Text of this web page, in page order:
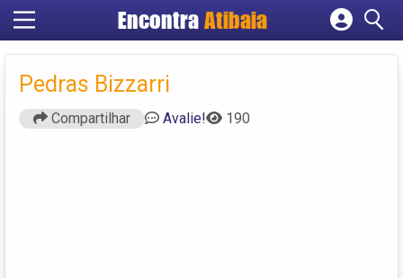
Encontra Atibaia
Cadastrar empresa
Pedras Bizzarri
Compartilhar Avalie! 190